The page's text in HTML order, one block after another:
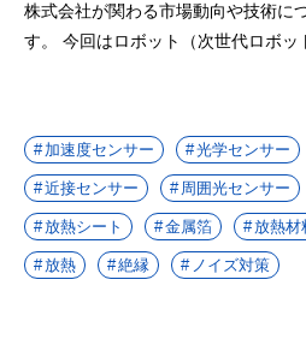
株式会社が関わる市場動向や技術に
す。 今回はロボット（次世代ロボッ
加速度センサー 光学センサー
近接センサー 周囲光センサー
放熱シート 金属箔 放熱材
放熱 絶縁 ノイズ対策